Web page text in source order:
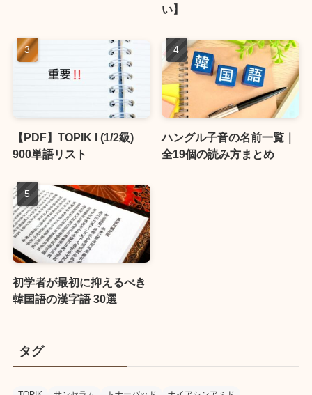
い】
【PDF】TOPIK I (1/2級)
900単語リスト
ハングル子音の名前一覧｜
全19個の読み方まとめ
初学者が最初に抑えるべき
韓国語の漢字語 30選
タグ